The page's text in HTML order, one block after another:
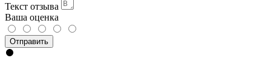
Текст отзыва
Ваша оценка
Отправить